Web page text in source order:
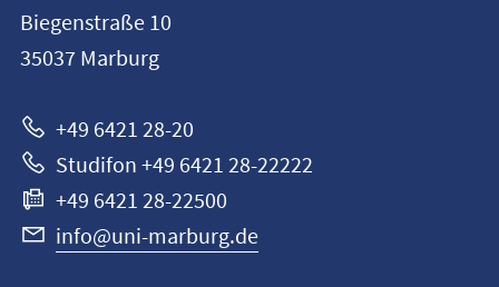
Universität
Marburg
Biegenstraße 10
35037 Marburg
+49 6421 28-20
Studifon +49 6421 28-22222
+49 6421 28-22500
info@uni-marburg.de